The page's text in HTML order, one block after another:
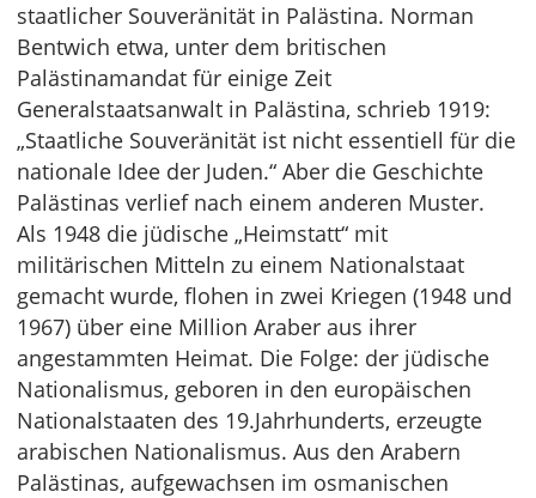
staatlicher Souveränität in Palästina. Norman
Bentwich etwa, unter dem britischen
Palästinamandat für einige Zeit
Generalstaatsanwalt in Palästina, schrieb 1919:
„Staatliche Souveränität ist nicht essentiell für die
nationale Idee der Juden.“ Aber die Geschichte
Palästinas verlief nach einem anderen Muster.
Als 1948 die jüdische „Heimstatt“ mit
militärischen Mitteln zu einem Nationalstaat
gemacht wurde, flohen in zwei Kriegen (1948 und
1967) über eine Million Araber aus ihrer
angestammten Heimat. Die Folge: der jüdische
Nationalismus, geboren in den europäischen
Nationalstaaten des 19.Jahrhunderts, erzeugte
arabischen Nationalismus. Aus den Arabern
Palästinas, aufgewachsen im osmanischen